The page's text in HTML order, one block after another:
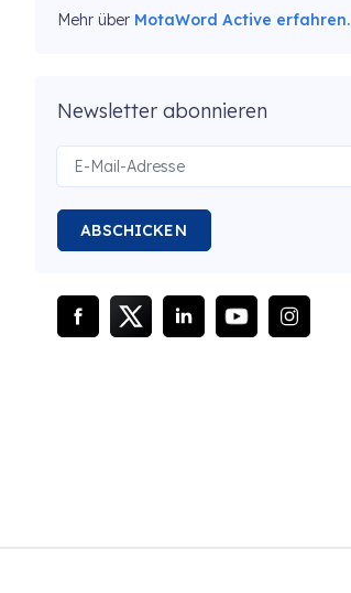
Mehr über MotaWord Active erfahren.
Newsletter abonnieren
ABSCHICKEN